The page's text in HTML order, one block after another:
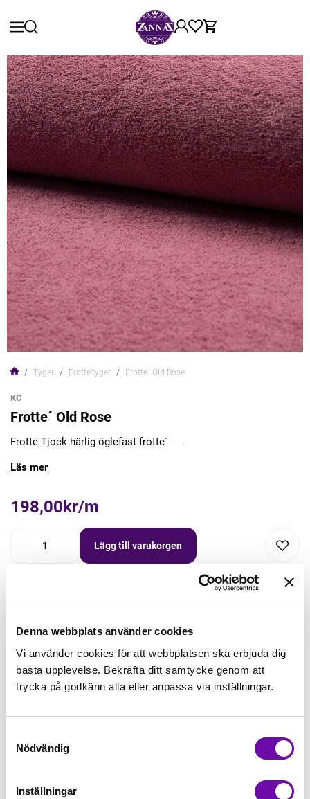
Denna webbplats använder cookies
Vi använder cookies för att webbplatsen ska erbjuda dig
bästa upplevelse. Bekräfta ditt samtycke genom att
trycka på godkänn alla eller anpassa via inställningar.
Nödvändig
Inställningar
Tyger Frotte'tyger Frotte´ Old Rose
KC
Frotte´ Old Rose
Frotte Tjock härlig öglefast frotte´ .
Läs mer
198,00kr/m
Lägg till varukorgen
Lägg först önskad mängd i varukorgen,
Tråd matchande +45,00kr